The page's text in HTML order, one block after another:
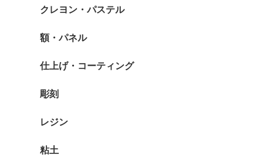
クレヨン・パステル
額・パネル
仕上げ・コーティング
彫刻
レジン
粘土